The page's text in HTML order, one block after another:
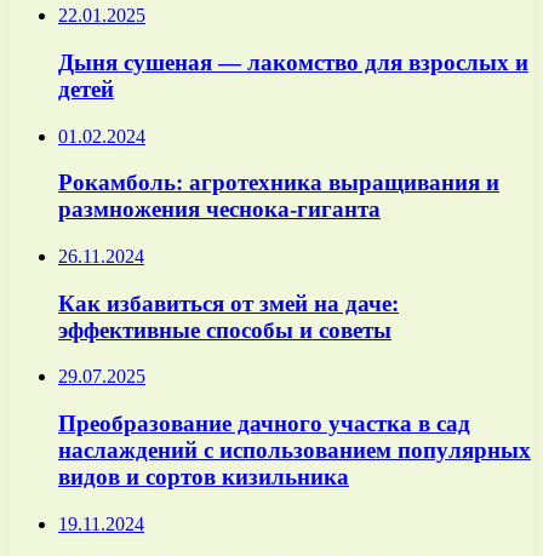
22.01.2025
Дыня сушеная — лакомство для взрослых и
детей
01.02.2024
Рокамболь: агротехника выращивания и
размножения чеснока-гиганта
26.11.2024
Как избавиться от змей на даче:
эффективные способы и советы
29.07.2025
Преобразование дачного участка в сад
наслаждений с использованием популярных
видов и сортов кизильника
19.11.2024